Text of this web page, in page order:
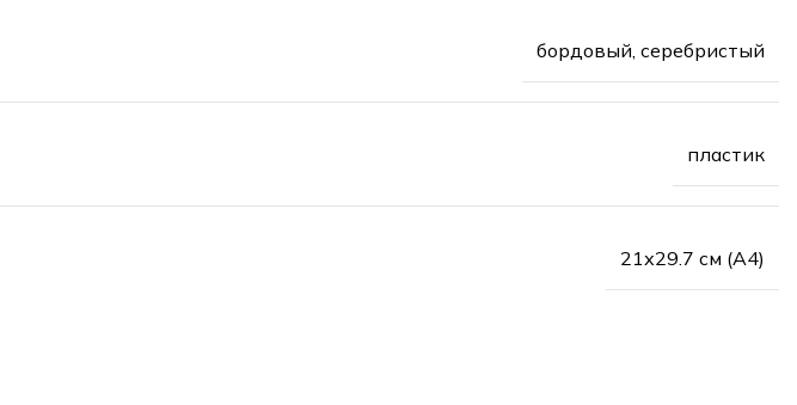
бордовый, серебристый
пластик
21х29.7 см (А4)